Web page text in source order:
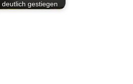
deutlich gestiegen